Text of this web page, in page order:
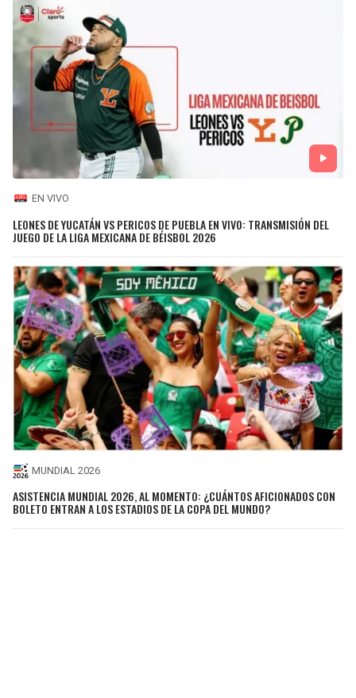
EN VIVO
LEONES DE YUCATÁN VS PERICOS DE PUEBLA EN VIVO: TRANSMISIÓN DEL
JUEGO DE LA LIGA MEXICANA DE BÉISBOL 2026
MUNDIAL 2026
ASISTENCIA MUNDIAL 2026, AL MOMENTO: ¿CUÁNTOS AFICIONADOS CON
BOLETO ENTRAN A LOS ESTADIOS DE LA COPA DEL MUNDO?